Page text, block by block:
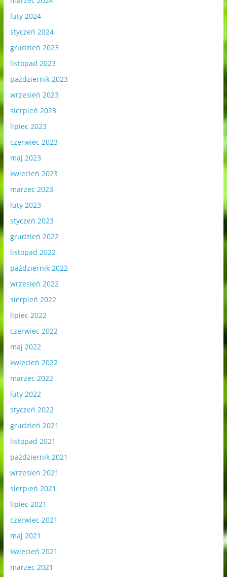
luty 2024
styczeń 2024
grudzień 2023
listopad 2023
październik 2023
wrzesień 2023
sierpień 2023
lipiec 2023
czerwiec 2023
maj 2023
kwiecień 2023
marzec 2023
luty 2023
styczeń 2023
grudzień 2022
listopad 2022
październik 2022
wrzesień 2022
sierpień 2022
lipiec 2022
czerwiec 2022
maj 2022
kwiecień 2022
marzec 2022
luty 2022
styczeń 2022
grudzień 2021
listopad 2021
październik 2021
wrzesień 2021
sierpień 2021
lipiec 2021
czerwiec 2021
maj 2021
kwiecień 2021
marzec 2021